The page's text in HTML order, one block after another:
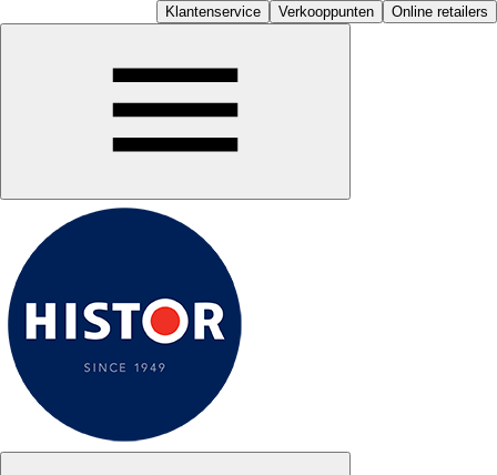
Klantenservice Verkooppunten Online retailers